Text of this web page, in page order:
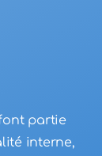
partie
interne,